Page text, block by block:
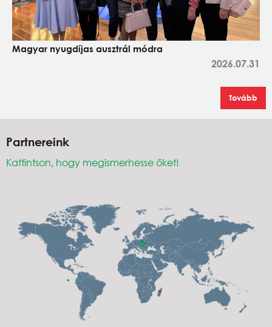
Magyar nyugdíjas ausztrál módra
2026.07.31
Tovább
Partnereink
Kattintson, hogy megismerhesse őket!